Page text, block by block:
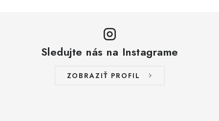
Sledujte nás na Instagrame
ZOBRAZIŤ PROFIL